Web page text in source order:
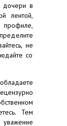
дочери в
лентой,
не
со
Тем
уважение